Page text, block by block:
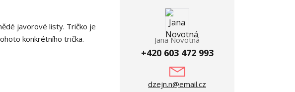
javorové listy. Tričko je
konkrétního trička.
Jana Novotná
+420 603 472 993
dzejn.n@email.cz